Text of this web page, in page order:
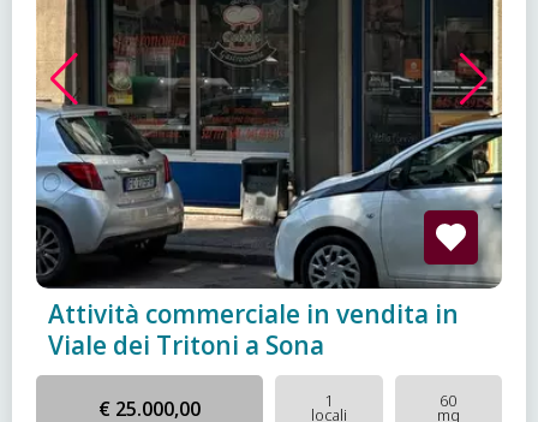
Attività commerciale in vendita in
Viale dei Tritoni a Sona
€ 25.000,00 1
locali
60
mq